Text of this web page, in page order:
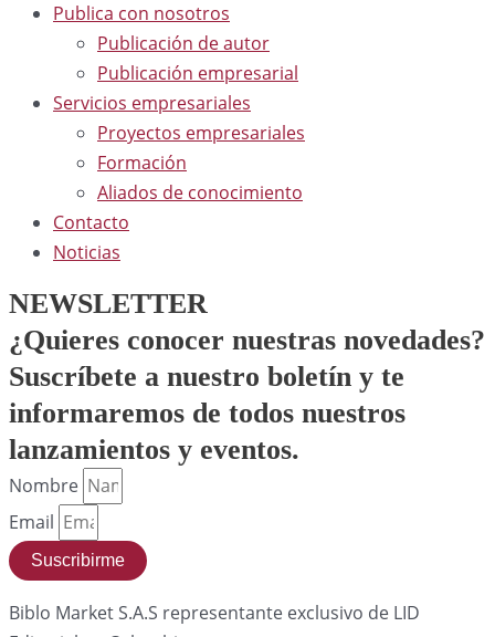
Publica con nosotros
Publicación de autor
Publicación empresarial
Servicios empresariales
Proyectos empresariales
Formación
Aliados de conocimiento
Contacto
Noticias
NEWSLETTER
¿Quieres conocer nuestras novedades?
Suscríbete a nuestro boletín y te
informaremos de todos nuestros
lanzamientos y eventos.
Nombre
Email
Suscribirme
Biblo Market S.A.S representante exclusivo de LID